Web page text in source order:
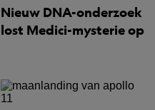
Nieuw DNA-onderzoek
lost Medici-mysterie op